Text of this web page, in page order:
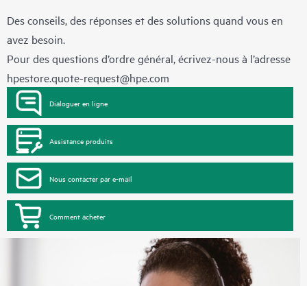
Des conseils, des réponses et des solutions quand vous en
avez besoin.
Pour des questions d’ordre général, écrivez-nous à l’adresse
hpestore.quote-request@hpe.com
Dialoguer en ligne
Assistance produits
Nous contacter par e-mail
Comment acheter